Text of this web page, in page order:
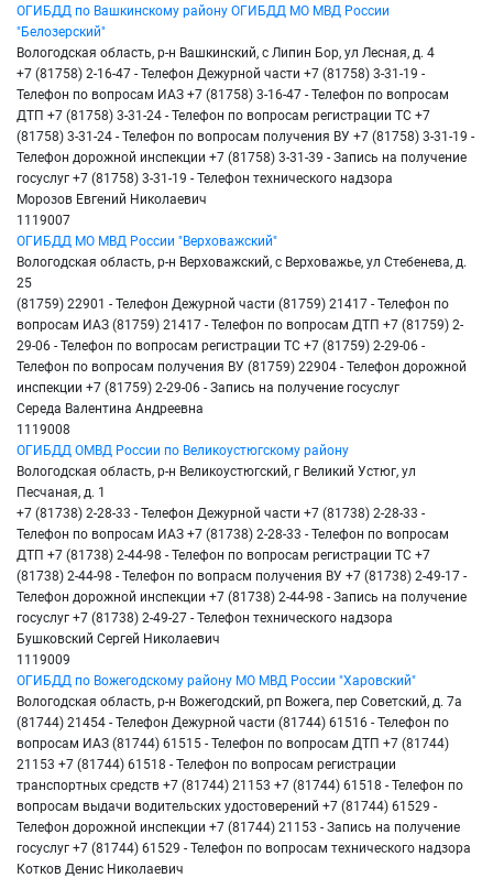
ОГИБДД по Вашкинскому району ОГИБДД МО МВД России
"Белозерский"
Вологодская область, р-н Вашкинский, с Липин Бор, ул Лесная, д. 4
+7 (81758) 2-16-47 - Телефон Дежурной части +7 (81758) 3-31-19 -
Телефон по вопросам ИАЗ +7 (81758) 3-16-47 - Телефон по вопросам
ДТП +7 (81758) 3-31-24 - Телефон по вопросам регистрации ТС +7
(81758) 3-31-24 - Телефон по вопросам получения ВУ +7 (81758) 3-31-19 -
Телефон дорожной инспекции +7 (81758) 3-31-39 - Запись на получение
госуслуг +7 (81758) 3-31-19 - Телефон технического надзора
Морозов Евгений Николаевич
1119007
ОГИБДД МО МВД России "Верховажский"
Вологодская область, р-н Верховажский, с Верховажье, ул Стебенева, д.
25
(81759) 22901 - Телефон Дежурной части (81759) 21417 - Телефон по
вопросам ИАЗ (81759) 21417 - Телефон по вопросам ДТП +7 (81759) 2-
29-06 - Телефон по вопросам регистрации ТС +7 (81759) 2-29-06 -
Телефон по вопросам получения ВУ (81759) 22904 - Телефон дорожной
инспекции +7 (81759) 2-29-06 - Запись на получение госуслуг
Середа Валентина Андреевна
1119008
ОГИБДД ОМВД России по Великоустюгскому району
Вологодская область, р-н Великоустюгский, г Великий Устюг, ул
Песчаная, д. 1
+7 (81738) 2-28-33 - Телефон Дежурной части +7 (81738) 2-28-33 -
Телефон по вопросам ИАЗ +7 (81738) 2-28-33 - Телефон по вопросам
ДТП +7 (81738) 2-44-98 - Телефон по вопросам регистрации ТС +7
(81738) 2-44-98 - Телефон по вопрасм получения ВУ +7 (81738) 2-49-17 -
Телефон дорожной инспекции +7 (81738) 2-44-98 - Запись на получение
госуслуг +7 (81738) 2-49-27 - Телефон технического надзора
Бушковский Сергей Николаевич
1119009
ОГИБДД по Вожегодскому району МО МВД России "Харовский"
Вологодская область, р-н Вожегодский, рп Вожега, пер Советский, д. 7а
(81744) 21454 - Телефон Дежурной части (81744) 61516 - Телефон по
вопросам ИАЗ (81744) 61515 - Телефон по вопросам ДТП +7 (81744)
21153 +7 (81744) 61518 - Телефон по вопросам регистрации
транспортных средств +7 (81744) 21153 +7 (81744) 61518 - Телефон по
вопросам выдачи водительских удостоверений +7 (81744) 61529 -
Телефон дорожной инспекции +7 (81744) 21153 - Запись на получение
госуслуг +7 (81744) 61529 - Телефон по вопросам технического надзора
Котков Денис Николаевич